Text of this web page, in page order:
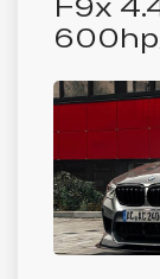
F9x